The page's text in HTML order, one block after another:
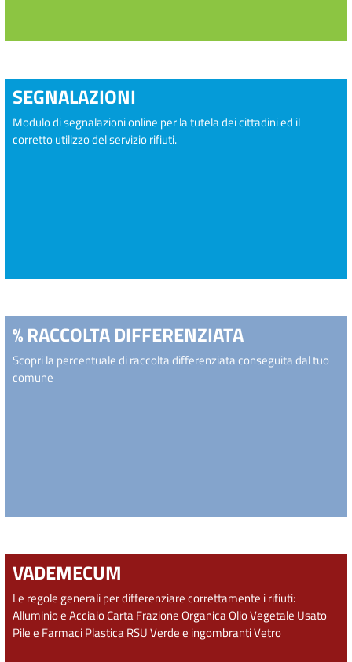
SEGNALAZIONI
Modulo di segnalazioni online per la tutela dei cittadini ed il
corretto utilizzo del servizio rifiuti.
% RACCOLTA DIFFERENZIATA
Scopri la percentuale di raccolta differenziata conseguita dal tuo
comune
VADEMECUM
Le regole generali per differenziare correttamente i rifiuti:
Alluminio e AcciaioCartaFrazione OrganicaOlio Vegetale Usato
Pile e FarmaciPlasticaRSUVerde e ingombrantiVetro